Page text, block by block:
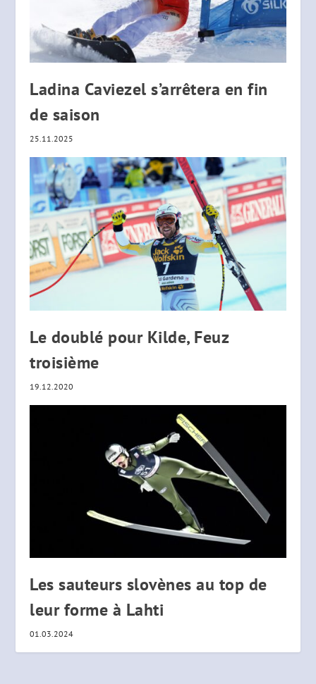
Ladina Caviezel s’arrêtera en fin
de saison
25.11.2025
Le doublé pour Kilde, Feuz
troisième
19.12.2020
Les sauteurs slovènes au top de
leur forme à Lahti
01.03.2024